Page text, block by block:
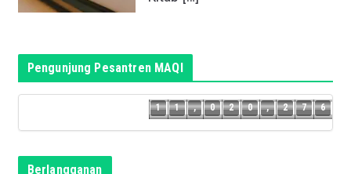
Pengunjung Pesantren MAQI
1
1
1
1
,
,
0
0
2
2
0
0
,
,
2
2
7
7 6
Berlangganan